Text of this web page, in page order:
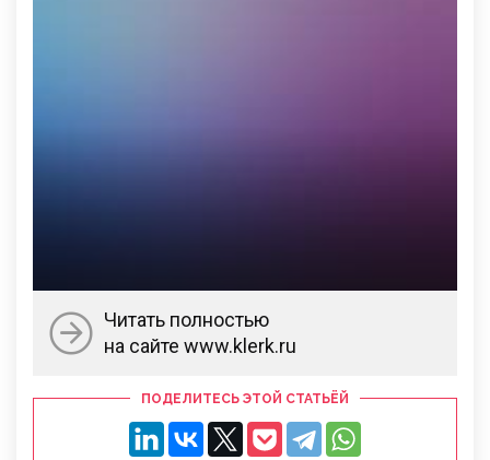
Читать полностью
на сайте www.klerk.ru
ПОДЕЛИТЕСЬ ЭТОЙ СТАТЬЁЙ